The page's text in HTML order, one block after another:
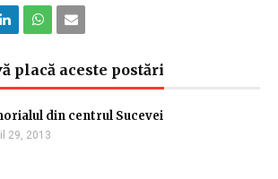
placă aceste postări
din centrul Sucevei
29, 2013